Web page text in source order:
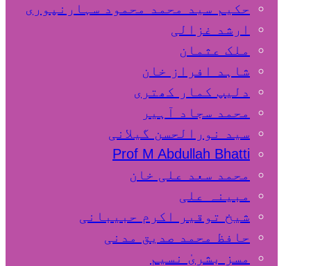
حکیم سید محمد محمود سہارنپوری
ارشد غزالی
ملک عثمان
شاہد افراز خان
دلیپ کمار کھتری
محمد سجاد آہیر
سید نورالحسن گیلانی
Prof M Abdullah Bhatti
محمد سعد علی خان
مبینہ علی
شیخ توقیر اکرم حبیبانی
حافظ محمد صدیق مدنی
مسز بشریٰ نسیم